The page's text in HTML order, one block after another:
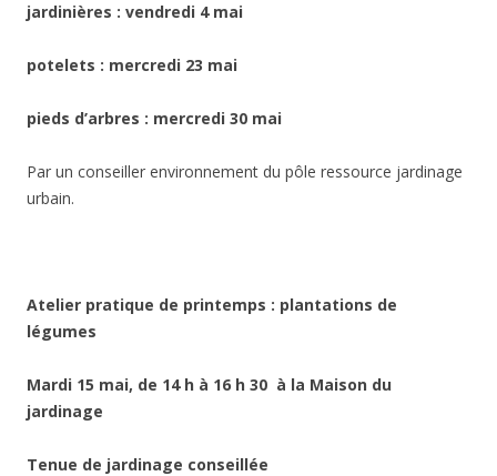
jardinières : vendredi 4 mai
potelets : mercredi 23 mai
pieds d’arbres : mercredi 30 mai
Par un conseiller environnement du pôle ressource jardinage
urbain.
Atelier pratique de printemps : plantations de
légumes
Mardi 15 mai, de 14 h à 16 h 30 à la Maison du
jardinage
Tenue de jardinage conseillée